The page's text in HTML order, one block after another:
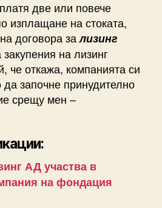
две или повече
изплащане на стоката,
договора зализинг
на лизинг
че откажа, компанията си
започне принудително
срещу мен –
АД участва в
на фондация